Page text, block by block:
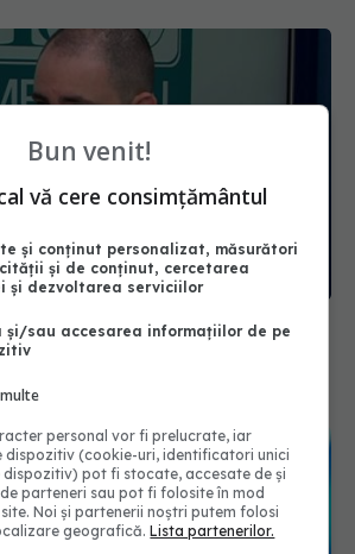
Bâră (SANADOR), la DC Medical
Bun venit!
vă cere consimțământul
și conținut personalizat, măsurători
și de conținut, cercetarea
și dezvoltarea serviciilor
și/sau accesarea informațiilor de pe
personal vor fi prelucrate, iar
dispozitiv (cookie-uri, identificatori unici
dispozitiv) pot fi stocate, accesate de și
parteneri sau pot fi folosite în mod
Noi și partenerii noștri putem folosi
geografică.Lista partenerilor.